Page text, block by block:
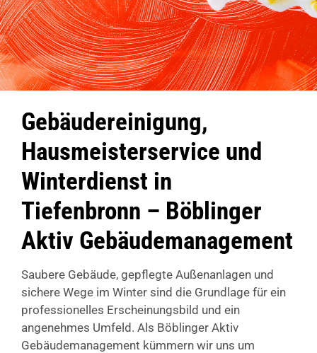
Gebäudereinigung,
Hausmeisterservice und
Winterdienst in
Tiefenbronn – Böblinger
Aktiv Gebäudemanagement
Saubere Gebäude, gepflegte Außenanlagen und
sichere Wege im Winter sind die Grundlage für ein
professionelles Erscheinungsbild und ein
angenehmes Umfeld. Als Böblinger Aktiv
Gebäudemanagement kümmern wir uns um